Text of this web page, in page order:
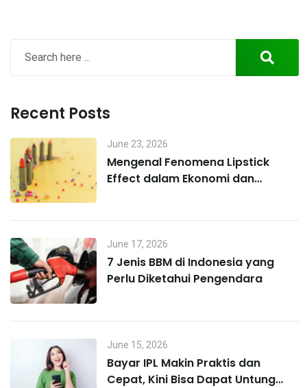
Recent Posts
June 23, 2026
Mengenal Fenomena Lipstick
Effect dalam Ekonomi dan
June 17, 2026
7 Jenis BBM di Indonesia yang
Perlu Diketahui Pengendara
June 15, 2026
Bayar IPL Makin Praktis dan
Cepat, Kini Bisa Dapat Untung